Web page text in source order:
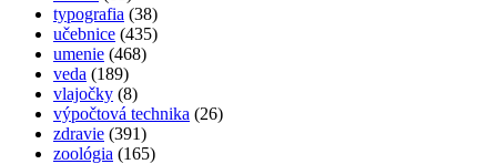
typografia (38)
učebnice (435)
umenie (468)
veda (189)
vlajočky (8)
výpočtová technika (26)
zdravie (391)
zoológia (165)